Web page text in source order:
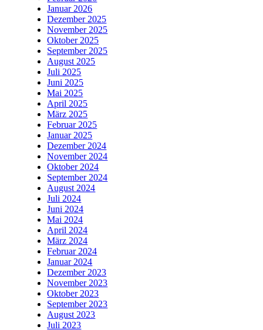
Januar 2026
Dezember 2025
November 2025
Oktober 2025
September 2025
August 2025
Juli 2025
Juni 2025
Mai 2025
April 2025
März 2025
Februar 2025
Januar 2025
Dezember 2024
November 2024
Oktober 2024
September 2024
August 2024
Juli 2024
Juni 2024
Mai 2024
April 2024
März 2024
Februar 2024
Januar 2024
Dezember 2023
November 2023
Oktober 2023
September 2023
August 2023
Juli 2023